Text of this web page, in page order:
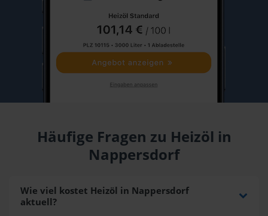
Häufige Fragen zu Heizöl in
Nappersdorf
Wie viel kostet Heizöl in Nappersdorf
aktuell?